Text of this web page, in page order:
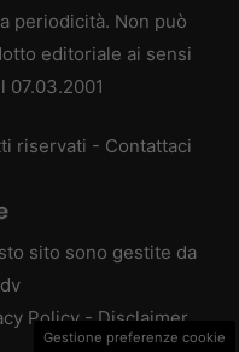
periodicità. Non può
editoriale ai sensi
07.03.2001
riservati - Contattaci
sito sono gestite da
Policy - Disclaimer
Gestione preferenze cookie